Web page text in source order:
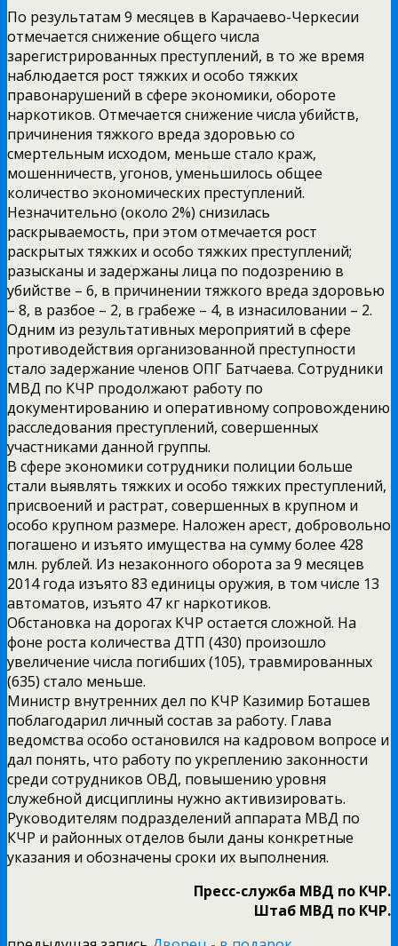
По результатам 9 месяцев в Карачаево-Черкесии
отмечается снижение общего числа
зарегистрированных преступлений, в то же время
наблюдается рост тяжких и особо тяжких
правонарушений в сфере экономики, обороте
наркотиков. Отмечается снижение числа убийств,
причинения тяжкого вреда здоровью со
смертельным исходом, меньше стало краж,
мошенничеств, угонов, уменьшилось общее
количество экономических преступлений.
Незначительно (около 2%) снизилась
раскрываемость, при этом отмечается рост
раскрытых тяжких и особо тяжких преступлений;
разысканы и задержаны лица по подозрению в
убийстве – 6, в причинении тяжкого вреда здоровью
– 8, в разбое – 2, в грабеже – 4, в изнасиловании – 2.
Одним из результативных мероприятий в сфере
противодействия организованной преступности
стало задержание членов ОПГ Батчаева. Сотрудники
МВД по КЧР продолжают работу по
документированию и оперативному сопровождению
расследования преступлений, совершенных
участниками данной группы.
В сфере экономики сотрудники полиции больше
стали выявлять тяжких и особо тяжких преступлений,
присвоений и растрат, совершенных в крупном и
особо крупном размере. Наложен арест, добровольно
погашено и изъято имущества на сумму более 428
млн. рублей. Из незаконного оборота за 9 месяцев
2014 года изъято 83 единицы оружия, в том числе 13
автоматов, изъято 47 кг наркотиков.
Обстановка на дорогах КЧР остается сложной. На
фоне роста количества ДТП (430) произошло
увеличение числа погибших (105), травмированных
(635) стало меньше.
Министр внутренних дел по КЧР Казимир Боташев
поблагодарил личный состав за работу. Глава
ведомства особо остановился на кадровом вопросе и
дал понять, что работу по укреплению законности
среди сотрудников ОВД, повышению уровня
служебной дисциплины нужно активизировать.
Руководителям подразделений аппарата МВД по
КЧР и районных отделов были даны конкретные
указания и обозначены сроки их выполнения.
Пресс-служба МВД по КЧР.
Штаб МВД по КЧР.